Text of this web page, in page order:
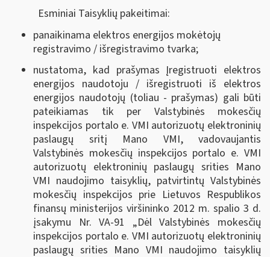
Esminiai Taisyklių pakeitimai:
panaikinama elektros energijos mokėtojų
registravimo / išregistravimo tvarka;
nustatoma, kad prašymas Įregistruoti elektros
energijos naudotoju / išregistruoti iš elektros
energijos naudotojų (toliau - prašymas) gali būti
pateikiamas tik per Valstybinės mokesčių
inspekcijos portalo e. VMI autorizuotų elektroninių
paslaugų sritį Mano VMI, vadovaujantis
Valstybinės mokesčių inspekcijos portalo e. VMI
autorizuotų elektroninių paslaugų srities Mano
VMI naudojimo taisyklių, patvirtintų Valstybinės
mokesčių inspekcijos prie Lietuvos Respublikos
finansų ministerijos viršininko 2012 m. spalio 3 d.
įsakymu Nr. VA-91 „Dėl Valstybinės mokesčių
inspekcijos portalo e. VMI autorizuotų elektroninių
paslaugų srities Mano VMI naudojimo taisyklių